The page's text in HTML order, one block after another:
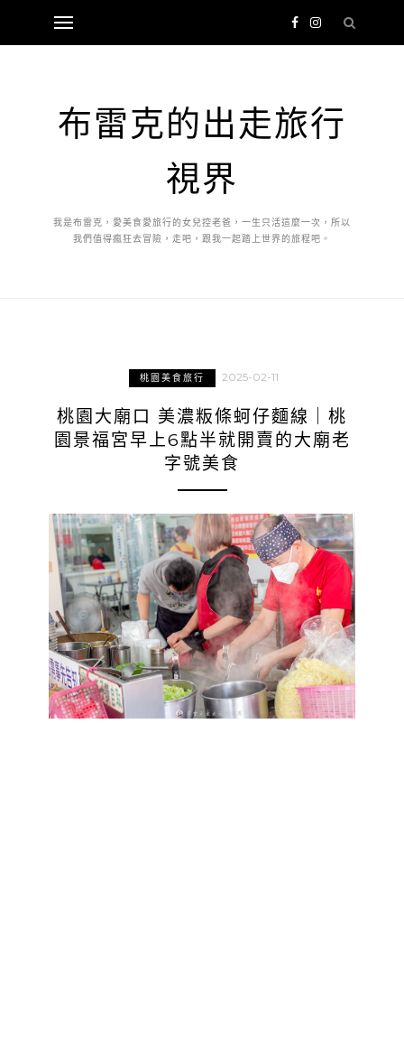
布雷克的出走旅行
視界
我是布雷克，愛美食愛旅行的女兒控老爸，一生只活這麼一次，所以
我們值得瘋狂去冒險，走吧，跟我一起踏上世界的旅程吧。
桃園美食旅行 2025-02-11
桃園大廟口 美濃粄條蚵仔麵線｜桃
園景福宮早上6點半就開賣的大廟老
字號美食